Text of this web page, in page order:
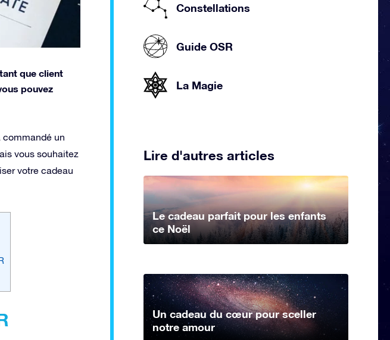
que client
pouvez
commandé un
vous souhaitez
votre cadeau
Constellations
Guide OSR
La Magie
Lire d'autres articles
Le cadeau parfait pour les enfants
ce Noël
Un cadeau du cœur pour sceller
notre amour